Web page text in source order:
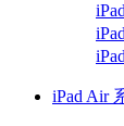
iPad Air